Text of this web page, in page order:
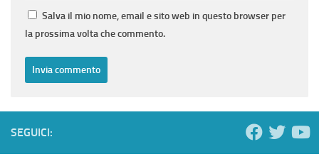
Salva il mio nome, email e sito web in questo browser per
la prossima volta che commento.
SEGUICI: